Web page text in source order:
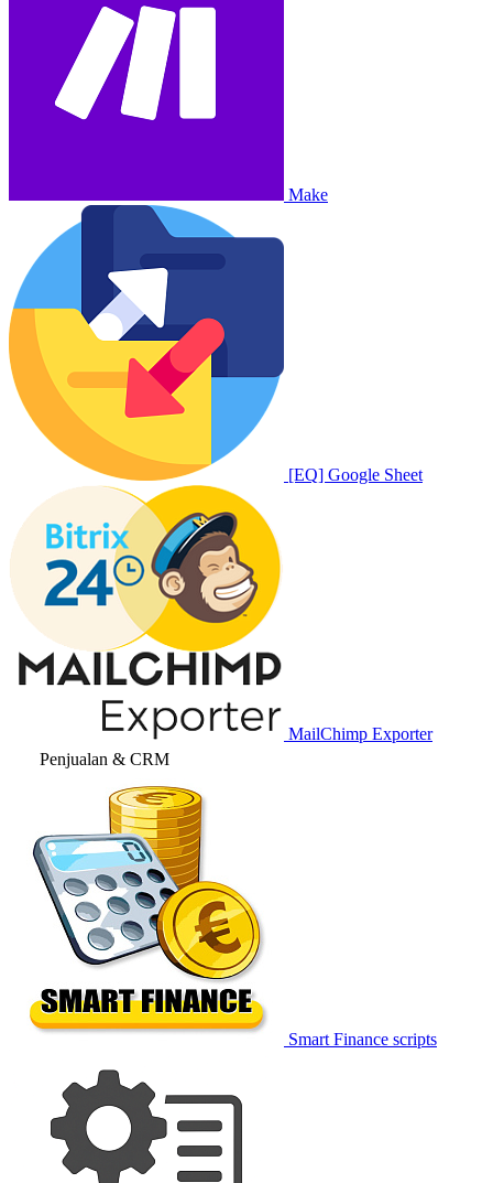
Make
[EQ] Google Sheet
MailChimp Exporter
Penjualan & CRM
Smart Finance scripts